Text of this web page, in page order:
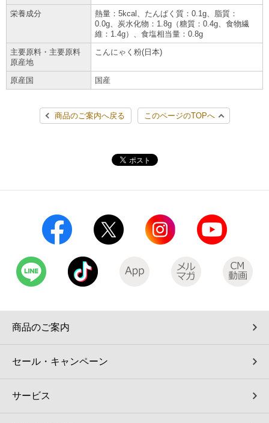
行政サービス
保険
学び・教育
レジでApple Accountにチャージ
オンラインフォトサービス
コインランドリー（店舗限定）
宅配ロッカー（店舗限定）
自転車シェアリング（店舗限定）
モバイルバッテリーシェアリング（店舗限定）
モバイルWi-Fiバッテリーシェアリング（店舗限定）
荷物預かりサービス「ecbocloakエクボクローク」（店舗限定）
パウダースペース ラブン（店舗限定）
ソフトバンクギフト
セブン‐イレブンの海外事業
データで見るセブン‐イレブン
セブン‐イレブンの「商品力」
セブン-イレブンの横顔
サステナビリティレポート
報告書ライブラリー
한국어(서비스)
ภาษาไทย(บริการ)
栄養成分
熱量：5kcal、たんぱく質：0.1g、脂質：
0.0g、炭水化物：1.8g（糖質：0.4g、食物繊
維：1.4g）、食塩相当量：0.8g
主要原料・主要原料
原産地
こんにゃく粉(日本)
原産国 国産
商品のご案内へ戻る このページのTOPへ
商品のご案内
セール・キャンペーン
サービス